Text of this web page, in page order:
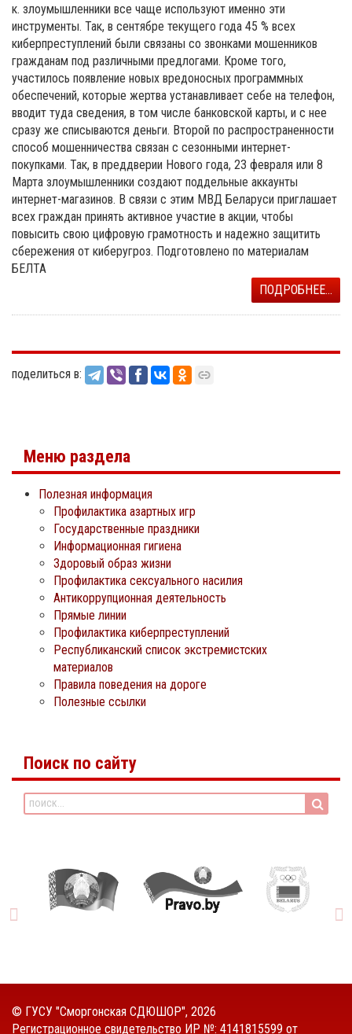
к. злоумышленники все чаще используют именно эти
инструменты. Так, в сентябре текущего года 45 % всех
киберпреступлений были связаны со звонками мошенников
гражданам под различными предлогами. Кроме того,
участилось появление новых вредоносных программных
обеспечений, которые жертва устанавливает себе на телефон,
вводит туда сведения, в том числе банковской карты, и с нее
сразу же списываются деньги. Второй по распространенности
способ мошенничества связан с сезонными интернет-
покупками. Так, в преддверии Нового года, 23 февраля или 8
Марта злоумышленники создают поддельные аккаунты
интернет-магазинов. В связи с этим МВД Беларуси приглашает
всех граждан принять активное участие в акции, чтобы
повысить свою цифровую грамотность и надежно защитить
сбережения от киберугроз. Подготовлено по материалам
БЕЛТА
ПОДРОБНЕЕ...
поделиться в:
Меню раздела
Полезная информация
Профилактика азартных игр
Государственные праздники
Информационная гигиена
Здоровый образ жизни
Профилактика сексуального насилия
Антикоррупционная деятельность
Прямые линии
Профилактика киберпреступлений
Республиканский список экстремистских
материалов
Правила поведения на дороге
Полезные ссылки
Поиск по сайту
© ГУСУ "Сморгонская СДЮШОР", 2026
Регистрационное свидетельство ИР №: 4141815599 от